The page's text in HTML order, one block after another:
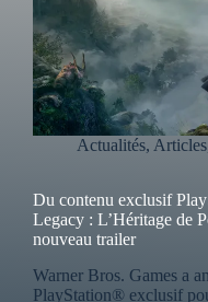
Actualités, Articles
Du contenu exclusif
Legacy : L’Héritage de
nouveau trailer
Warner Bros. Games a
PlayStation® exclusif